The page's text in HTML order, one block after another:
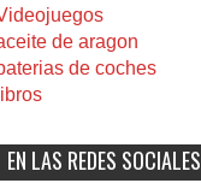
de aragon
de coches
libros
EN LAS REDES SOCIALES